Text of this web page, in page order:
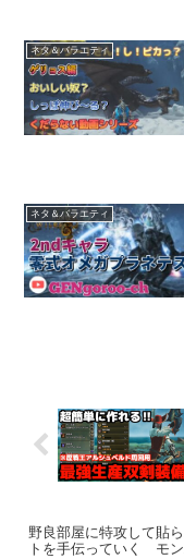
ネタ＆バラエティ
ネタ＆バラエティ
野良部屋に特攻して貼
トを手伝っていく モ